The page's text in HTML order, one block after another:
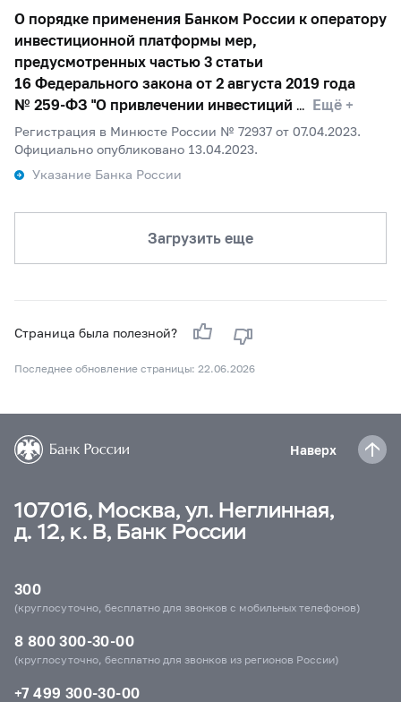
О порядке применения Банком России к оператору
инвестиционной платформы мер,
предусмотренных частью 3 статьи
16 Федерального закона от 2 августа 2019 года
№ 259-ФЗ "О привлечении инвестиций Ещё +
Регистрация в Минюсте России № 72937 от 07.04.2023.
Официально опубликовано 13.04.2023.
Указание Банка России
Загрузить еще
Страница была полезной?
Последнее обновление страницы: 22.06.2026
Наверх
107016, Москва, ул. Неглинная,
д. 12, к. В, Банк России
300
(круглосуточно, бесплатно для звонков с мобильных телефонов)
8 800 300-30-00
(круглосуточно, бесплатно для звонков из регионов России)
+7 499 300-30-00